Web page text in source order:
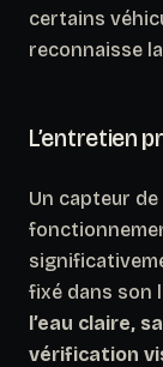
certains
reconnaisse
L’entretien
Un capteur
fixé dans son
l’eau claire,
vérification